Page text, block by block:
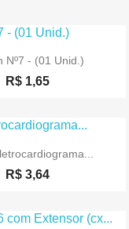
rápida
Nº7 - (01 Unid.)
R$ 1,65
rápida
R$ 3,64